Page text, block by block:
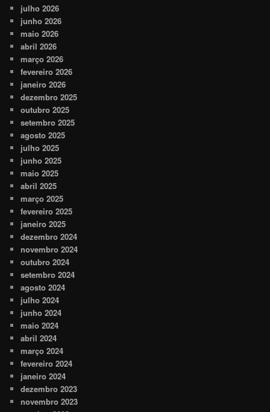
julho 2026
junho 2026
maio 2026
abril 2026
março 2026
fevereiro 2026
janeiro 2026
dezembro 2025
outubro 2025
setembro 2025
agosto 2025
julho 2025
junho 2025
maio 2025
abril 2025
março 2025
fevereiro 2025
janeiro 2025
dezembro 2024
novembro 2024
outubro 2024
setembro 2024
agosto 2024
julho 2024
junho 2024
maio 2024
abril 2024
março 2024
fevereiro 2024
janeiro 2024
dezembro 2023
novembro 2023